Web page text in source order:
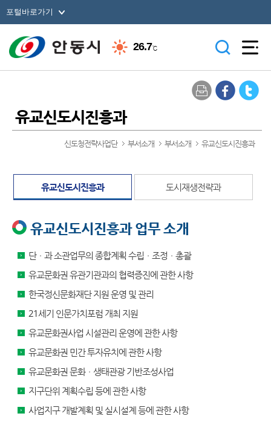
포털바로가기
26.7℃
유교신도시진흥과
신도청전략사업단 부서소개 부서소개 유교신도시진흥과
유교신도시진흥과 도시재생전략과
유교신도시진흥과 업무 소개
단ㆍ과 소관업무의 종합계획 수립ㆍ조정ㆍ총괄
유교문화권 유관기관과의 협력증진에 관한 사항
한국정신문화재단 지원 운영 및 관리
21세기 인문가치포럼 개최 지원
유교문화권사업 시설관리 운영에 관한 사항
유교문화권 민간 투자유치에 관한 사항
유교문화권 문화ㆍ생태관광 기반조성사업
지구단위 계획수립 등에 관한 사항
사업지구 개발계획 및 실시설계 등에 관한 사항